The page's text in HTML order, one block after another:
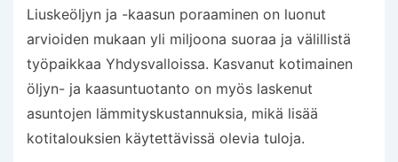
Liuskeöljyn ja -kaasun poraaminen on luonut
arvioiden mukaan yli miljoona suoraa ja välillistä
työpaikkaa Yhdysvalloissa. Kasvanut kotimainen
öljyn- ja kaasuntuotanto on myös laskenut
asuntojen lämmityskustannuksia, mikä lisää
kotitalouksien käytettävissä olevia tuloja.